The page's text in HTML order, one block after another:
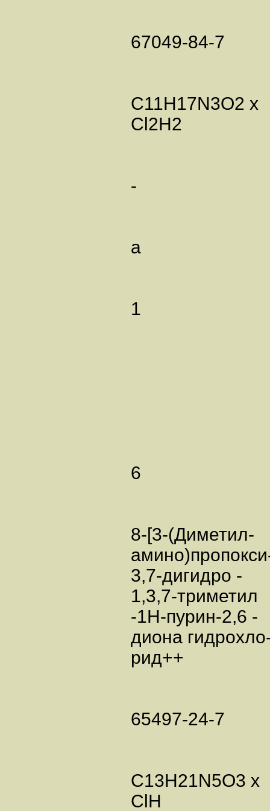
67049-84-7
C11H17N3O2 x
Cl2H2
-
а
1
6
8-[3-(Диметил-
3,7-дигидро -
1,3,7-триметил
-1H-пурин-2,6 -
диона
рид++
65497-24-7
C13H21N5O3 x
ClH